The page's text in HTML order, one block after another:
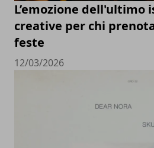
L’emozione dell'ultimo
creative per chi
feste
12/03/2026